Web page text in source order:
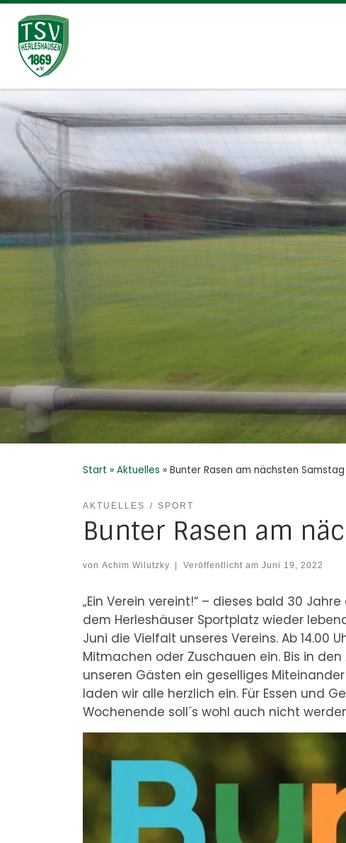
Zum Inhalt springen
Start » Aktuelles » Bunter Rasen am nächsten Samstag
AKTUELLES SPORT
Bunter Rasen am
von Achim Wilutzky Veröffentlicht am Juni 19, 2022
„Ein Verein vereint!“ – dieses bald 30
dem Herleshäuser Sportplatz wieder
Juni die Vielfalt unseres Vereins. Ab 14.00
Mitmachen oder Zuschauen ein. Bis in
unseren Gästen ein geselliges
laden wir alle herzlich ein. Für Essen und
Wochenende soll´s wohl auch nicht